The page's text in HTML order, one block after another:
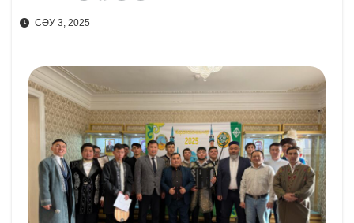
СӘУ 3, 2025